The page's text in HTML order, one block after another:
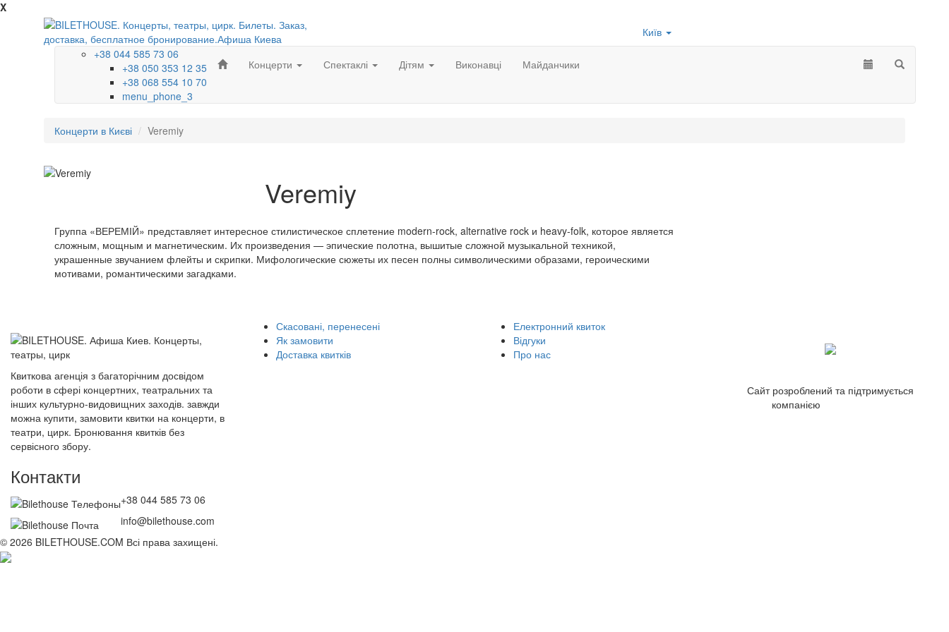
X
Київ
+38 044 585 73 06
+38 050 353 12 35
+38 068 554 10 70
menu_phone_3
Концерти Спектаклі Дітям Виконавці Майданчики
Концерти в Києві Veremiy
Veremiy
Группа «ВЕРЕМІЙ» представляет интересное стилистическое сплетение modern-rock, alternative rock и heavy-folk, которое является
сложным, мощным и магнетическим. Их произведения — эпические полотна, вышитые сложной музыкальной техникой,
украшенные звучанием флейты и скрипки. Мифологические сюжеты их песен полны символическими образами, героическими
мотивами, романтическими загадками.
Квиткова агенція з багаторічним досвідом
роботи в сфері концертних, театральних та
інших культурно-видовищних заходів. завжди
можна купити, замовити квитки на концерти, в
театри, цирк. Бронювання квитків без
сервісного збору.
Контакти
+38 044 585 73 06
info@bilethouse.com
Скасовані, перенесені
Як замовити
Доставка квитків
Електронний квиток
Відгуки
Про нас
Сайт розроблений та підтримується
компанією
© 2026 BILETHOUSE.COM Всі права захищені.